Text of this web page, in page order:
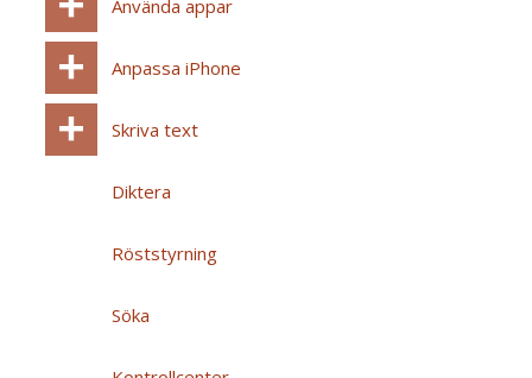
Använda appar
Anpassa iPhone
Skriva text
Diktera
Röststyrning
Söka